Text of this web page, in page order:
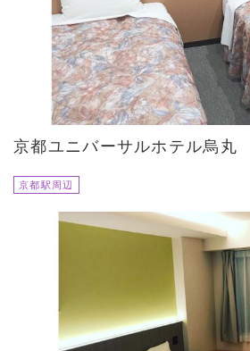
京都ユニバーサルホテル烏丸
京都駅周辺